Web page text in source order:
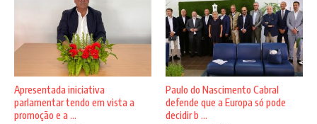
Apresentada iniciativa
parlamentar tendo em vista a
promoção e a ...
Paulo do Nascimento Cabral
defende que a Europa só pode
decidir b ...